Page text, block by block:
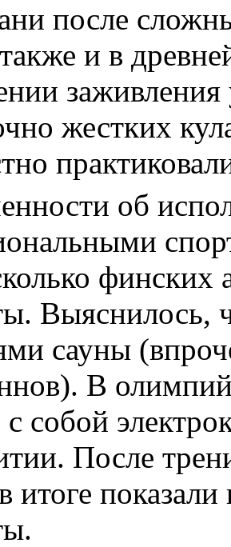
после
и в
жестких
об
финских
сауны
В
собой
После
итоге